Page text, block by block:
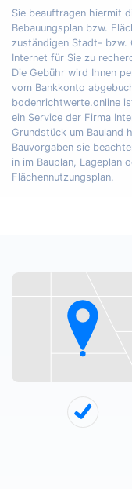
Sie beauftragen hiermit
Bebauungsplan bzw.
zuständigen Stadt- bzw.
Internet für Sie zu
Die Gebühr wird Ihnen
vom Bankkonto
bodenrichtwerte.online
ein Service der Firma
Grundstück um Bauland
Bauvorgaben sie
in im Bauplan, Lageplan
Flächennutzungsplan.